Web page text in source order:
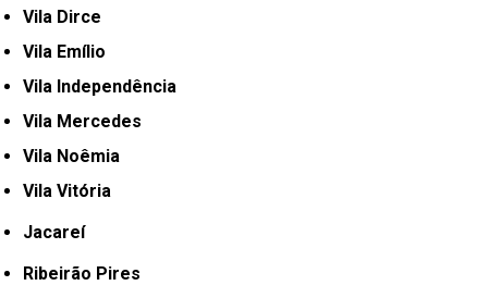
Vila Dirce
Vila Emílio
Vila Independência
Vila Mercedes
Vila Noêmia
Vila Vitória
Jacareí
Ribeirão Pires